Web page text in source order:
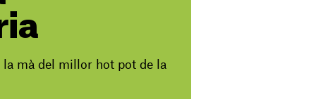
mà del millor hot pot de la